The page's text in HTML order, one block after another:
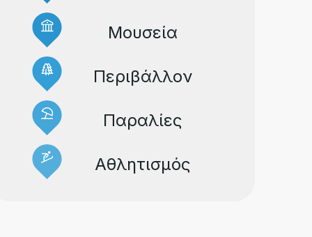
Μουσεία
Περιβάλλον
Παραλίες
Αθλητισμός